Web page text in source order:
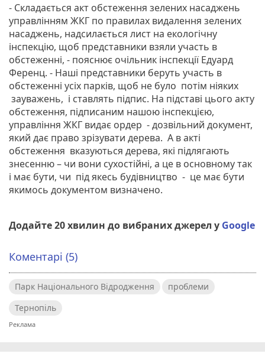
- Складається акт обстеження зелених насаджень
управлінням ЖКГ по правилах видалення зелених
насаджень, надсилається лист на екологічну
інспекцію, щоб представники взяли участь в
обстеженні, - пояснює очільник інспекції Едуард
Ференц. - Наші представники беруть участь в
обстеженні усіх парків, щоб не було потім ніяких
зауважень, і ставлять підпис. На підставі цього акту
обстеження, підписаним нашою інспекцією,
управління ЖКГ видає ордер - дозвільний документ,
який дає право зрізувати дерева. А в акті
обстеження вказуються дерева, які підлягають
знесенню – чи вони сухостійні, а це в основному так
і має бути, чи під якесь будівництво - це має бути
якимось документом визначено.
Додайте 20 хвилин до вибраних джерел у Google
Коментарі (5)
Парк Національного Відродження
проблеми
Тернопіль